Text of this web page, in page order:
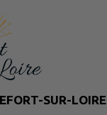
SUR-LOIRE